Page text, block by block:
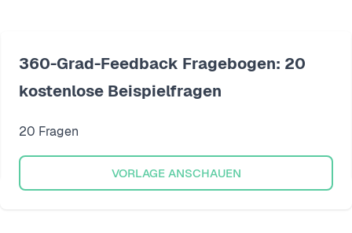
360-Grad-Feedback Fragebogen: 20
kostenlose Beispielfragen
20 Fragen
VORLAGE ANSCHAUEN